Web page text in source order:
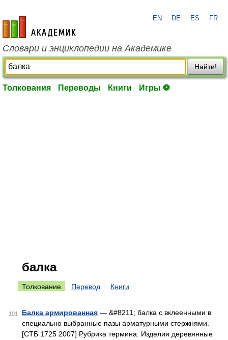
academic.ru
EN DE ES FR
Словари и энциклопедии на Академике
Найти!
Толкования Переводы Книги Игры ⚽
балка
Толкование Перевод Книги
101 Балка армированная — &#8211; балка с вклеенными в
специально выбранные пазы арматурными стержнями.
[СТБ 1725 2007] Рубрика термина: Изделия деревянные